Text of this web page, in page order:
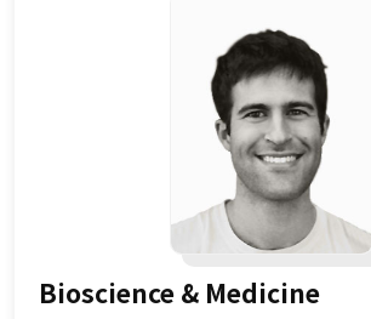
Bioscience & Medicine